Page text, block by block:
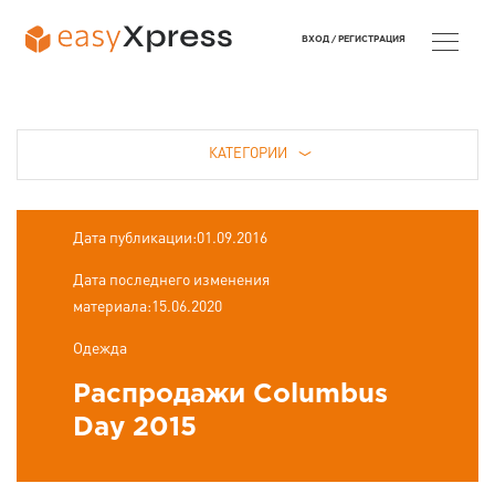
КАТЕГОРИИ
Дата публикации:01.09.2016
Дата последнего изменения
материала:15.06.2020
Одежда
Распродажи Columbus
Day 2015
ВХОД / РЕГИСТРАЦИЯ